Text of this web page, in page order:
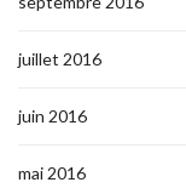
juillet 2016
juin 2016
mai 2016